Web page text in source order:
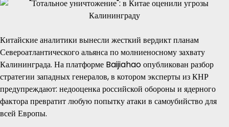
Китайские аналитики вынесли жесткий вердикт планам
Североатлантического альянса по молниеносному захвату
Калининграда. На платформе Baijiahao опубликован разбор
стратегии западных генералов, в котором эксперты из КНР
предупреждают: недооценка российской обороны и ядерного
фактора превратит любую попытку атаки в самоубийство для
всей Европы.